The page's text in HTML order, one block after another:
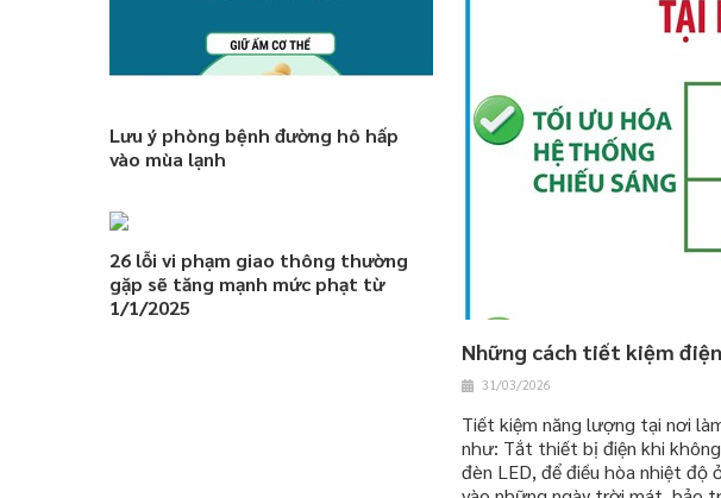
Những cách tiết kiệm
31/03/2026
Tiết kiệm năng lượng tại nơi
như: Tắt thiết bị điện khi
đèn LED, để điều hòa nhiệt
Lưu ý phòng bệnh đường hô hấp
vào mùa lạnh
26 lỗi vi phạm giao thông thường
gặp sẽ tăng mạnh mức phạt từ
1/1/2025